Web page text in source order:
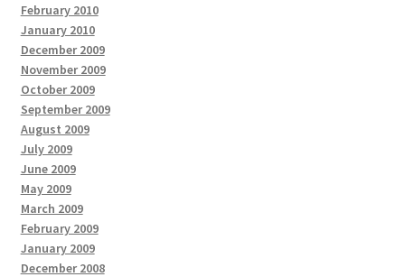
February 2010
January 2010
December 2009
November 2009
October 2009
September 2009
August 2009
July 2009
June 2009
May 2009
March 2009
February 2009
January 2009
December 2008